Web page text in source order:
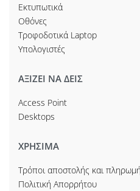
Εκτυπωτικά
Οθόνες
Τροφοδοτικά Laptop
Υπολογιστές
ΑΞΙΖΕΙ ΝΑ ΔΕΙΣ
Access Point
Desktops
ΧΡΗΣΙΜΑ
Τρόποι αποστολής και
Πολιτική Απορρήτου